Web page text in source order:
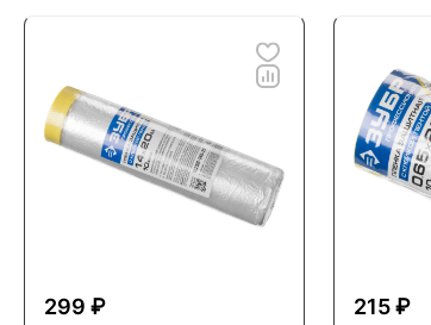
299 ₽ 215 ₽